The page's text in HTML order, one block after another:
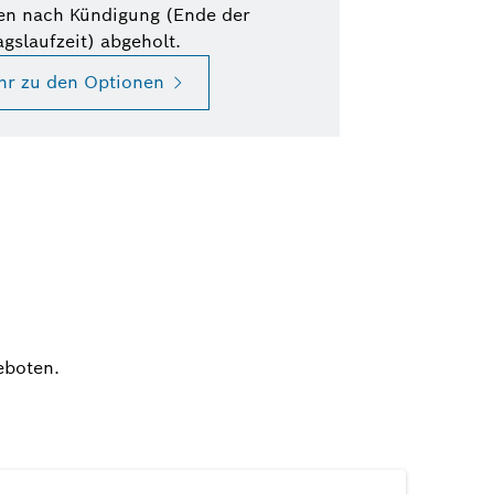
nach Kündigung (Ende der
abgeholt.
zu den Optionen